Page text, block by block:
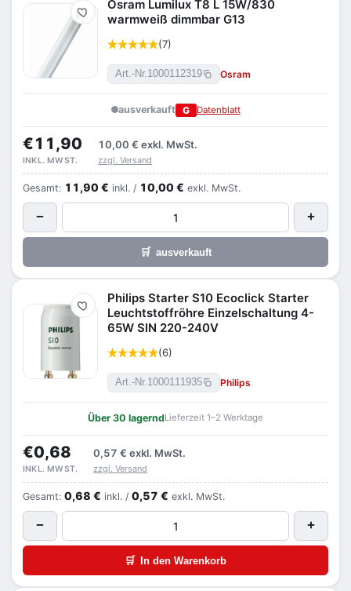
Merken
Osram Lumilux T8 L 15W/830
warmweiß dimmbar G13
(7)
Art.-Nr.1000112319 Osram
ausverkauft G Datenblatt
€11,90 10,00 € exkl. MwSt.
INKL. MWST. zzgl. Versand
Gesamt: 11,90 € inkl. / 10,00 € exkl. MwSt.
− +
🛒 ausverkauft
Merken
Philips Starter S10 Ecoclick Starter
Leuchtstoffröhre Einzelschaltung 4-
65W SIN 220-240V
(6)
Art.-Nr.1000111935 Philips
Über 30 lagerndLieferzeit 1–2 Werktage
€0,68 0,57 € exkl. MwSt.
INKL. MWST. zzgl. Versand
Gesamt: 0,68 € inkl. / 0,57 € exkl. MwSt.
− +
🛒 In den Warenkorb